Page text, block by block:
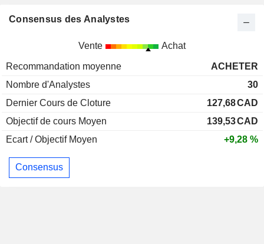
Consensus des Analystes
Vente Achat
Recommandation moyenne
ACHETER
Nombre d'Analystes
30
Dernier Cours de Cloture
127,68CAD
Objectif de cours Moyen
139,53CAD
Ecart / Objectif Moyen
+9,28 %
Consensus